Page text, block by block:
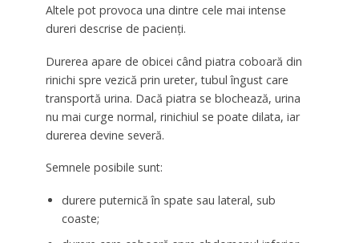
Altele pot provoca una dintre cele mai intense
dureri descrise de pacienți.
Durerea apare de obicei când piatra coboară din
rinichi spre vezică prin ureter, tubul îngust care
transportă urina. Dacă piatra se blochează, urina
nu mai curge normal, rinichiul se poate dilata, iar
durerea devine severă.
Semnele posibile sunt:
durere puternică în spate sau lateral, sub
coaste;